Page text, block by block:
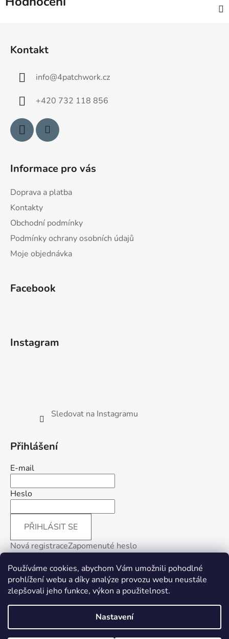
Používáme cookies, abychom Vám umožnili pohodlné
prohlížení webu a díky analýze provozu webu neustále
zlepšovali jeho funkce, výkon a použitelnost.
Nastavení
Kontakt
info@4patchwork.cz
+420 732 118 856
Informace pro vás
Doprava a platba
Kontakty
Obchodní podmínky
Podmínky ochrany osobních údajů
Moje objednávka
Facebook
Instagram
Sledovat na Instagramu
Přihlášení
E-mail
Heslo
PŘIHLÁSIT SE
Nová registraceZapomenuté heslo
Facebook